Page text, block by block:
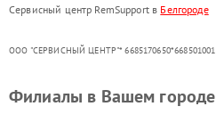
Сервисный центр RemSupport в Белгороде
ООО "СЕРВИСНЫЙ ЦЕНТР"* 6685170650*668501001
Филиалы в Вашем городе